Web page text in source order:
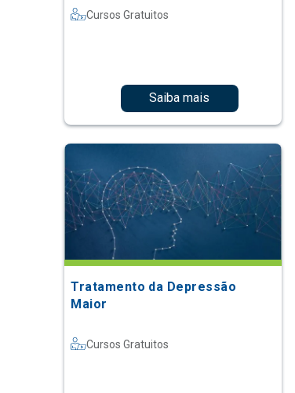
Cursos Gratuitos
Saiba mais
Tratamento da Depressão
Maior
Cursos Gratuitos